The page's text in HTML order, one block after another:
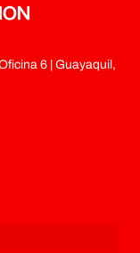
6 | Guayaquil,